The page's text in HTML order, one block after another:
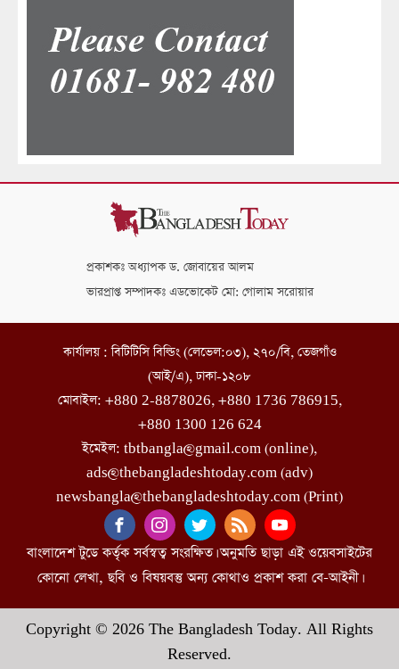
প্রকাশকঃ অধ্যাপক ড. জোবায়ের আলম
ভারপ্রাপ্ত সম্পাদকঃ এডভোকেট মো: গোলাম সরোয়ার
কার্যালয় : বিটিটিসি বিল্ডিং (লেভেল:০৩), ২৭০/বি, তেজগাঁও
(আই/এ), ঢাকা-১২০৮
মোবাইল: +880 2-8878026, +880 1736 786915,
+880 1300 126 624
ইমেইল: tbtbangla@gmail.com (online),
ads@thebangladeshtoday.com (adv)
newsbangla@thebangladeshtoday.com (Print)
বাংলাদেশ টুডে কর্তৃক সর্বস্বত্ব সংরক্ষিত। অনুমতি ছাড়া এই ওয়েবসাইটের
কোনো লেখা, ছবি ও বিষয়বস্তু অন্য কোথাও প্রকাশ করা বে-আইনী।
Copyright © 2026 The Bangladesh Today. All Rights
Reserved.